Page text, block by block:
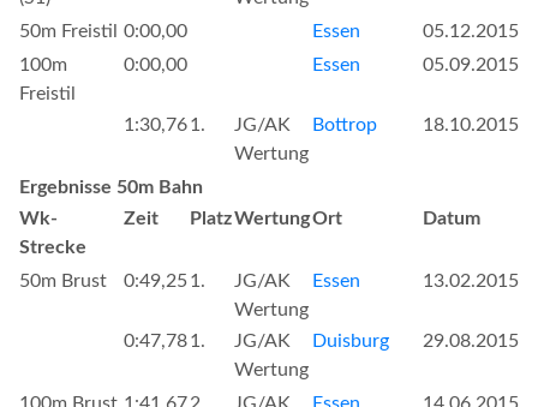
50m Freistil 0:00,00 Essen
05.12.2015
100m
Freistil
0:00,00 Essen 05.09.2015
1:30,761.
JG/AK
Wertung
Bottrop 18.10.2015
Ergebnisse 50m Bahn
Wk-
Strecke
Zeit PlatzWertungOrt Datum
50m Brust 0:49,251.
JG/AK
Wertung
Essen 13.02.2015
0:47,781.
JG/AK
Wertung
Duisburg 29.08.2015